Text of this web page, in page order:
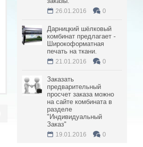
26.01.2016 0
Дарницкий шёлковый
комбинат предлагает -
Широкоформатная
печать на ткани.
21.01.2016 0
Заказать
предварительный
просчет заказа можно
на сайте комбината в
разделе
"Индивидуальный
Заказ"
19.01.2016 0